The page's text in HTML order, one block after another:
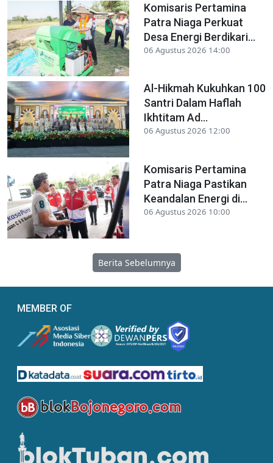
Komisaris Pertamina
Patra Niaga Perkuat
Desa Energi Berdikari...
06 Agustus 2026 14:00
Al-Hikmah Kukuhkan 100
Santri Dalam Haflah
Ikhtitam Ad...
06 Agustus 2026 12:00
Komisaris Pertamina
Patra Niaga Pastikan
Keandalan Energi di...
06 Agustus 2026 10:00
Berita Sebelumnya
MEMBER OF